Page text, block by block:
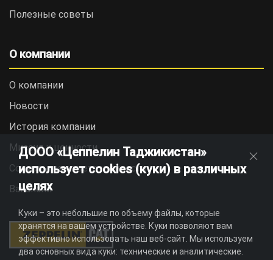
Полезные советы
О компании
О компании
Новости
История компании
Миссия и ценности
Социальная ответственность
Вакансии
ДООО «Цеппелин Таджикистан»
использует cookies (куки) в различных
целях
Куки – это небольшие по объему файлы, которые
хранятся на вашем устройстве. Куки позволяют вам
эффективно использовать наш веб-сайт. Мы используем
два основных вида куки: технические и аналитические.